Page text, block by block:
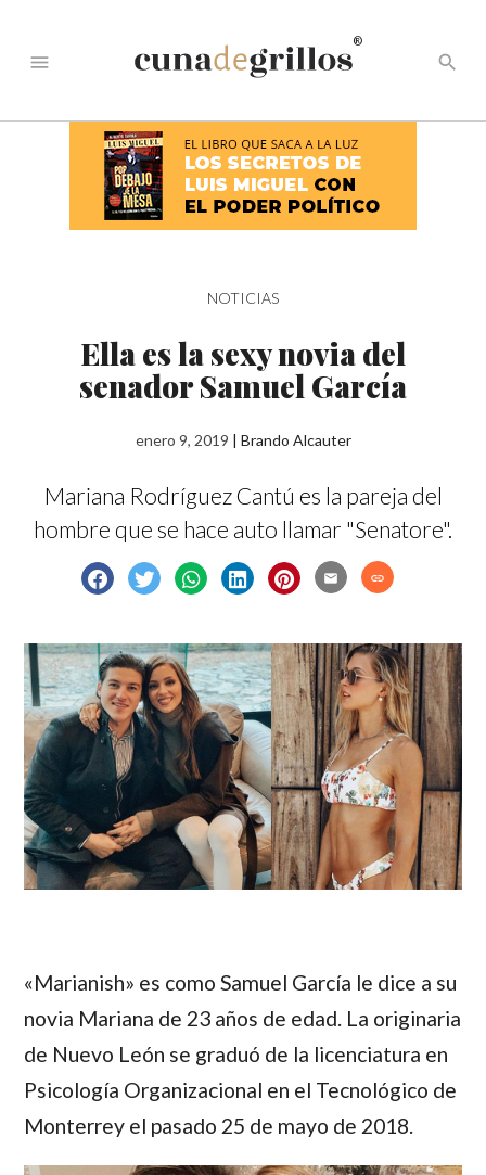
menu
®
search
NOTICIAS
Ella es la sexy novia del
senador Samuel García
enero 9, 2019 | Brando Alcauter
Mariana Rodríguez Cantú es la pareja del
hombre que se hace auto llamar "Senatore".
email link
«Marianish» es como Samuel García le dice a su
novia Mariana de 23 años de edad. La originaria
de Nuevo León se graduó de la licenciatura en
Psicología Organizacional en el Tecnológico de
Monterrey el pasado 25 de mayo de 2018.